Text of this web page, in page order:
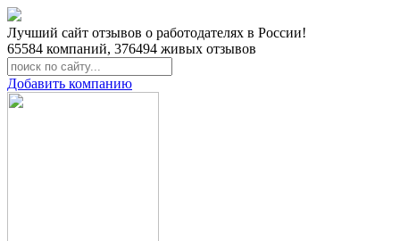
Лучший сайт отзывов о работодателях в России!
65584 компаний, 376494 живых отзывов
Добавить компанию